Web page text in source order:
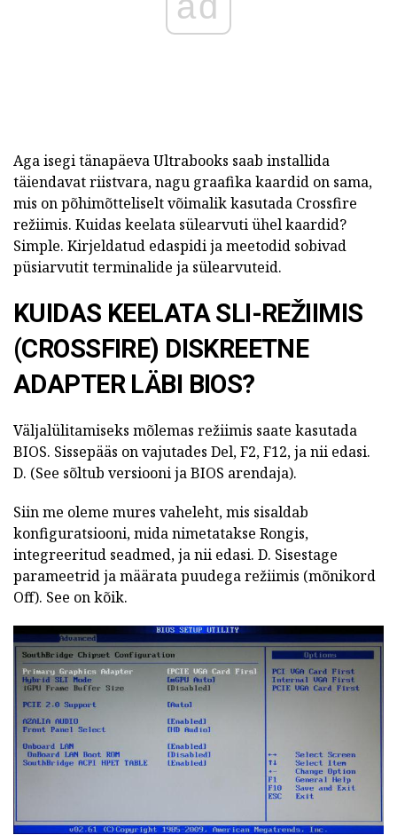
Aga isegi tänapäeva Ultrabooks saab installida
täiendavat riistvara, nagu graafika kaardid on sama,
mis on põhimõtteliselt võimalik kasutada Crossfire
režiimis. Kuidas keelata sülearvuti ühel kaardid?
Simple. Kirjeldatud edaspidi ja meetodid sobivad
püsiarvutit terminalide ja sülearvuteid.
KUIDAS KEELATA SLI-REŽIIMIS
(CROSSFIRE) DISKREETNE
ADAPTER LÄBI BIOS?
Väljalülitamiseks mõlemas režiimis saate kasutada
BIOS. Sissepääs on vajutades Del, F2, F12, ja nii edasi.
D. (See sõltub versiooni ja BIOS arendaja).
Siin me oleme mures vaheleht, mis sisaldab
konfiguratsiooni, mida nimetatakse Rongis,
integreeritud seadmed, ja nii edasi. D. Sisestage
parameetrid ja määrata puudega režiimis (mõnikord
Off). See on kõik.